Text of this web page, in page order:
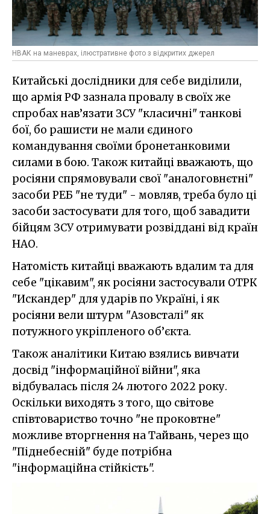
НВАК на маневрах, ілюстративне фото з відкритих джерел
Китайські дослідники для себе виділили,
що армія РФ зазнала провалу в своїх же
спробах нав’язати ЗСУ "класичні" танкові
бої, бо рашисти не мали єдиного
командування своїми бронетанковими
силами в бою. Також китайці вважають, що
росіяни спрямовували свої "аналоговнєтні"
засоби РЕБ "не туди" - мовляв, треба було ці
засоби застосувати для того, щоб завадити
бійцям ЗСУ отримувати розвіддані від країн
НАО.
Натомість китайці вважають вдалим та для
себе "цікавим", як росіяни застосували ОТРК
"Искандер" для ударів по Україні, і як
росіяни вели штурм "Азовсталі" як
потужного укріпленого об’єкта.
Також аналітики Китаю взялись вивчати
досвід "інформаційної війни", яка
відбувалась після 24 лютого 2022 року.
Оскільки виходять з того, що світове
співтовариство точно "не проковтне"
можливе вторгнення на Тайвань, через що
"Піднебесній" буде потрібна
"інформаційна стійкість".